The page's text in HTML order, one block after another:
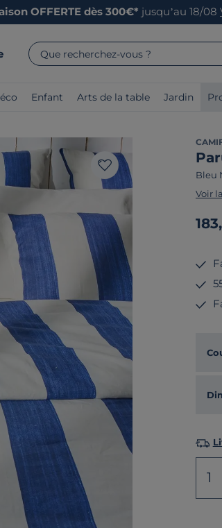
OFFERTE dès 300€* jusqu’au 18/08
Que recherchez-vous ?
Enfant Arts de la table Jardin
Bleu
Voir
1